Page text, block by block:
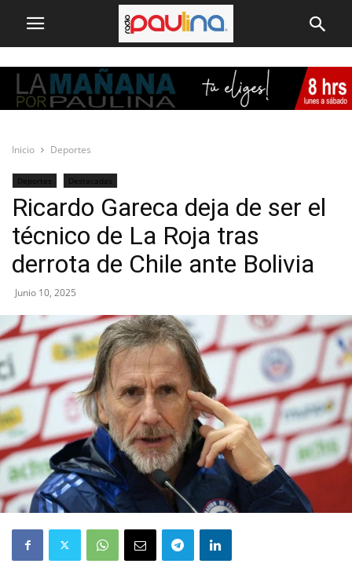
Inicio Deportes
Deportes Destacadas
Ricardo Gareca deja de ser el
técnico de La Roja tras
derrota de Chile ante Bolivia
Junio 10, 2025